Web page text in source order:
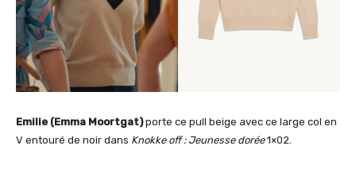
Emilie (Emma Moortgat)porte ce pull beige avec ce large col en
V entouré de noir dans Knokke off : Jeunesse dorée1×02.